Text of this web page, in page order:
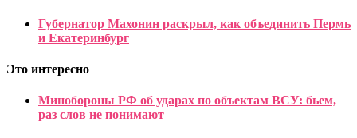
Губернатор Махонин раскрыл, как объединить Пермь
и Екатеринбург
Это интересно
Минобороны РФ об ударах по объектам ВСУ: бьем,
раз слов не понимают